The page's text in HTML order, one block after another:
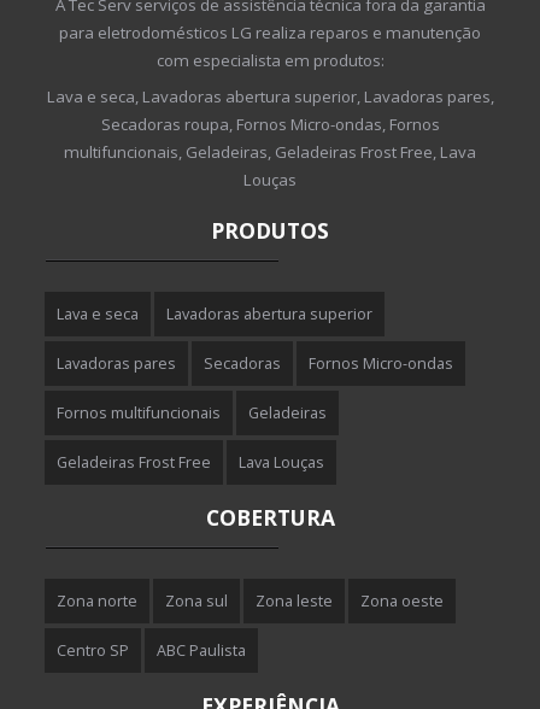
A Tec Serv serviços de assistência técnica fora da garantia
para eletrodomésticos LG realiza reparos e manutenção
com especialista em produtos:
Lava e seca, Lavadoras abertura superior, Lavadoras pares,
Secadoras roupa, Fornos Micro-ondas, Fornos
multifuncionais, Geladeiras, Geladeiras Frost Free, Lava
Louças
PRODUTOS
Lava e seca Lavadoras abertura superior
Lavadoras pares Secadoras Fornos Micro-ondas
Fornos multifuncionais Geladeiras
Geladeiras Frost Free Lava Louças
COBERTURA
Zona norte Zona sul Zona leste Zona oeste
Centro SP ABC Paulista